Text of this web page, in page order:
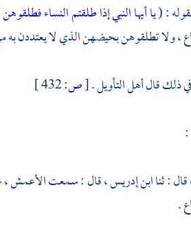
: (يا أيها النبي إذا طلقتم النساء
، ولا تطلقوهن بحيضهن الذي لا يعتددن به
ذلك قال أهل التأويل .[ص:
:
قال : ثناابن إدريس ،قال : سمعتالأعمش ،
.